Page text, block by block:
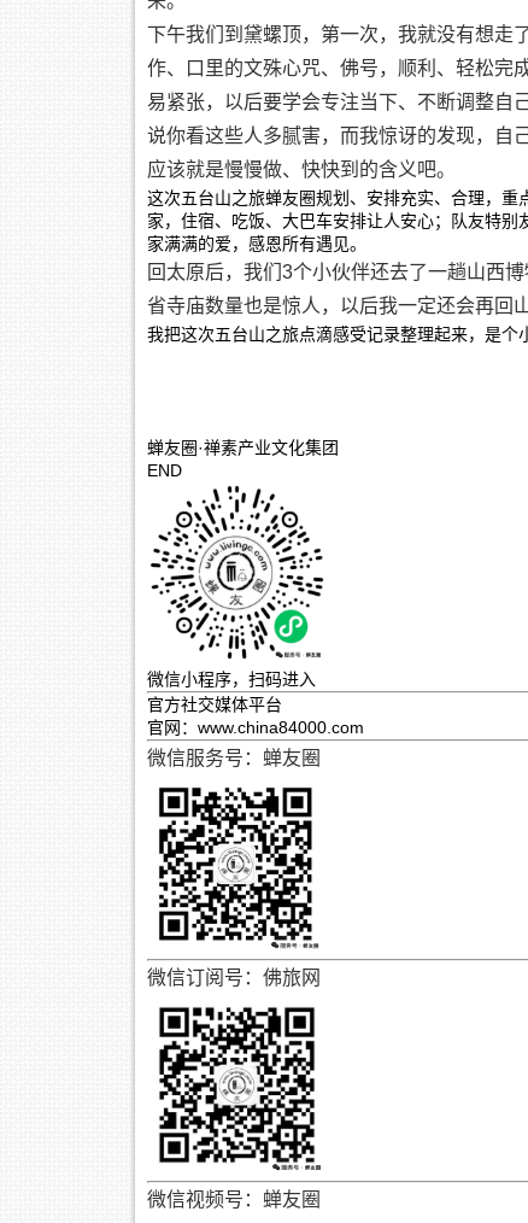
下午我们到黛螺顶，第一次，我就没有想走
作、口里的文殊心咒、佛号，顺利、轻松完
易紧张，以后要学会专注当下、不断调整自
说你看这些人多腻害，而我惊讶的发现，自
应该就是慢慢做、快快到的含义吧。
这次五台山之旅蝉友圈规划、安排充实、合理，
家，住宿、吃饭、大巴车安排让人安心；队友特
家满满的爱，感恩所有遇见。
回太原后，我们3个小伙伴还去了一趟山西
省寺庙数量也是惊人，以后我一定还会再回
我把这次五台山之旅点滴感受记录整理起来，是个
蝉友圈·禅素产业文化集团
END
微信小程序，扫码进入
官方社交媒体平台
官网：www.china84000.com
微信服务号：蝉友圈
微信订阅号：佛旅网
微信视频号：蝉友圈